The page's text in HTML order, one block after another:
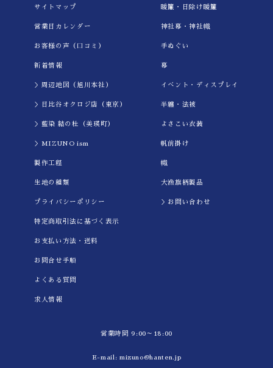
サイトマップ
営業日カレンダー
お客様の声（口コミ）
新着情報
＞周辺地図（旭川本社）
＞日比谷オクロジ店（東京）
＞藍染 結の杜（美瑛町）
＞MIZUNO ism
製作工程
生地の種類
プライバシーポリシー
特定商取引法に基づく表示
お支払い方法・送料
お問合せ手順
よくある質問
求人情報
暖簾・日除け暖簾
神社幕・神社幟
手ぬぐい
幕
イべント・ディスプレイ
半纏・法被
よさこい衣装
帆前掛け
幟
大漁旗柄製品
＞お問い合わせ
営業時間 9:00～18:00
E-mail: mizuno@hanten.jp